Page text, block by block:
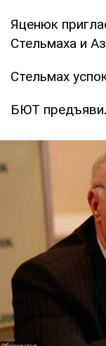
Яценюк
Стельмаха и
Стельмах
БЮТ